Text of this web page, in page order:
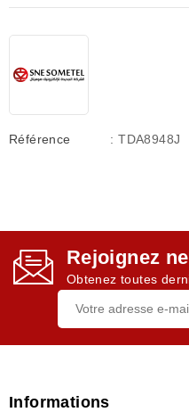
Référence : TDA8948J
Rejoignez
Obtenez toutes
Informations